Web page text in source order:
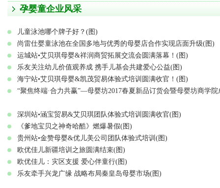
孕婴童企业风采
儿童泳池哪个牌子好？(图)
尚雷仕婴童泳池在全国多地与优秀的母婴店合作实现店面升级(图)
运城站•艾贝琪母婴&祥润商贸拓展交流会圆满落幕！(图)
乐友关注幼儿价值观养成 携手儿基会共建爱心公益(图)
海宁站•艾贝琪母婴&凯茂贸易体验式培训圆满收官！(图)
“聚焦终端·合力共赢”—母婴坊2017春夏新品订货会暨母婴坊商学
深圳站•涵宝贸易&艾贝琪团队体验式培训圆满收官(图)
《爹地宝贝之神奇哈酷》燃爆暑假(图)
贵州站•金赞母婴&优儿美公司团队体验式培训(图)
欧优佳儿新疆培训之旅圆满结束(图)
欧优佳儿：灾区支援 爱心伴童行(图)
乐友牵手兴龙广缘 战略布局秦皇岛母婴市场(图)